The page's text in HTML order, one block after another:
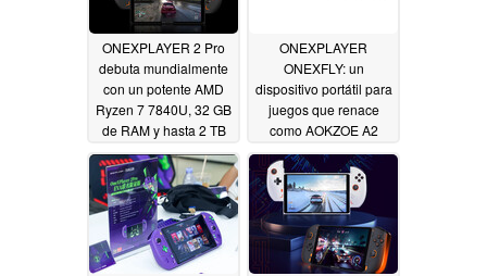
ONEXPLAYER 2 Pro
debuta mundialmente
con un potente AMD
Ryzen 7 7840U, 32 GB
de RAM y hasta 2 TB
de almacenamiento
08/01/2023
ONEXPLAYER
ONEXFLY: un
dispositivo portátil para
juegos que renace
como AOKZOE A2
06/16/2023